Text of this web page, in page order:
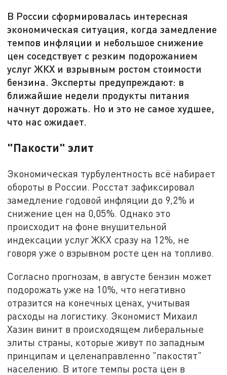
В России сформировалась интересная
экономическая ситуация, когда замедление
темпов инфляции и небольшое снижение
цен соседствует с резким подорожанием
услуг ЖКХ и взрывным ростом стоимости
бензина. Эксперты предупреждают: в
ближайшие недели продукты питания
начнут дорожать. Но и это не самое худшее,
что нас ожидает.
"Пакости" элит
Экономическая турбулентность всё набирает
обороты в России. Росстат зафиксировал
замедление годовой инфляции до 9,2% и
снижение цен на 0,05%. Однако это
происходит на фоне внушительной
индексации услуг ЖКХ сразу на 12%, не
говоря уже о взрывном росте цен на топливо.
Согласно прогнозам, в августе бензин может
подорожать уже на 10%, что негативно
отразится на конечных ценах, учитывая
расходы на логистику. Экономист Михаил
Хазин винит в происходящем либеральные
элиты страны, которые живут по западным
принципам и целенаправленно "пакостят"
населению. В итоге темпы роста цен в